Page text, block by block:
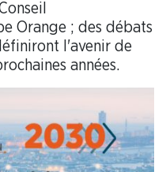
Orange ; des débats
l'avenir de
années.